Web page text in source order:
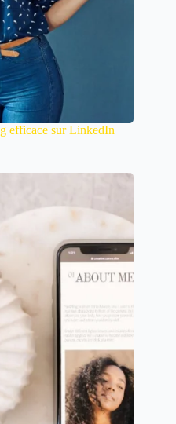
efficace sur LinkedIn